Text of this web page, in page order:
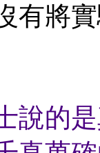
有將
說的